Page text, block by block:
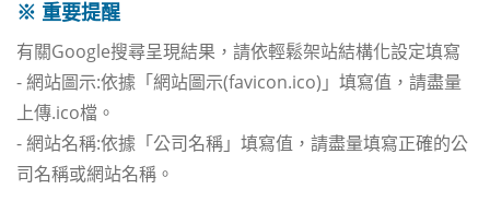
※ 重要提醒
有關Google搜尋呈現結果，請依輕鬆架站結構化設定填寫
- 網站圖示:依據「網站圖示(favicon.ico)」填寫值，請盡量
上傳.ico檔。
- 網站名稱:依據「公司名稱」填寫值，請盡量填寫正確的公
司名稱或網站名稱。